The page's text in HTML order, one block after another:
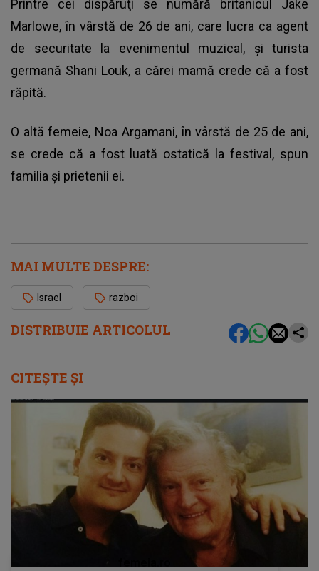
DISTRIBUIE ARTICOLUL
Printre cei dispăruţi se numără britanicul Jake
Marlowe, în vârstă de 26 de ani, care lucra ca agent
de securitate la evenimentul muzical, şi turista
germană Shani Louk, a cărei mamă crede că a fost
răpită.
O altă femeie, Noa Argamani, în vârstă de 25 de ani,
se crede că a fost luată ostatică la festival, spun
familia şi prietenii ei.
MAI MULTE DESPRE:
Israel razboi
CITEȘTE ȘI